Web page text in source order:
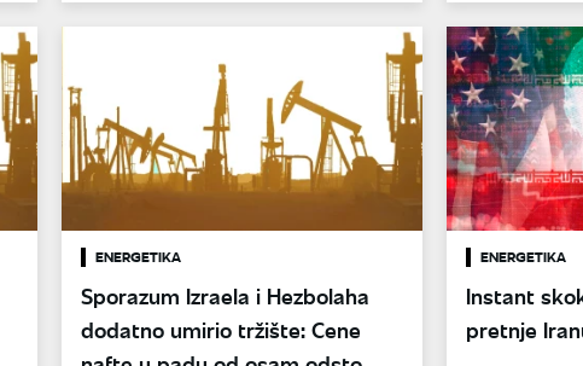
ENERGETIKA
Sporazum Izraela i Hezbolaha
dodatno umirio tržište: Cene
ENERGETIKA
Instant
pretnje